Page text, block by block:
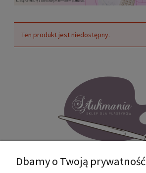
Ten produkt jest niedostępny.
Dbamy o Twoją prywatność